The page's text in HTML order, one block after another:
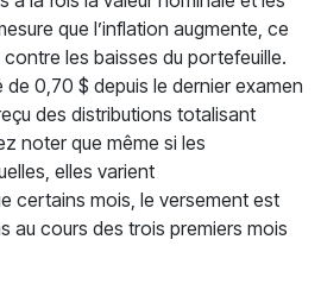
que l’inflation augmente, ce
les baisses du portefeuille.
0,70 $ depuis le dernier examen
des distributions totalisant
noter que même si les
elles varient
certains mois, le versement est
au cours des trois premiers mois